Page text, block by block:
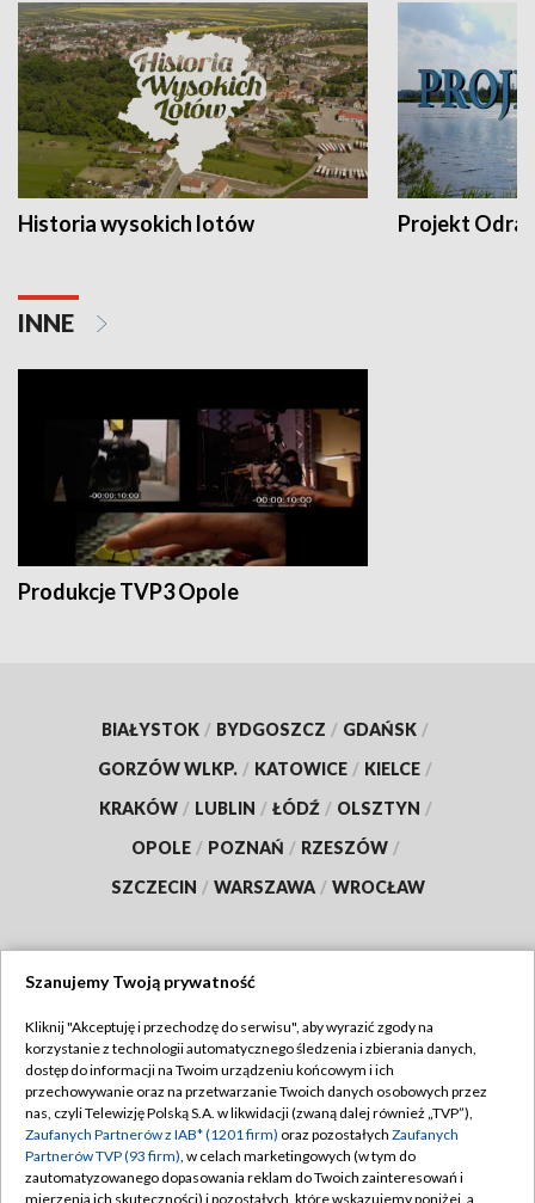
Historia wysokich lotów Projekt Odra
INNE
Produkcje TVP3 Opole
BIAŁYSTOK / BYDGOSZCZ / GDAŃSK /
GORZÓW WLKP. / KATOWICE / KIELCE /
KRAKÓW / LUBLIN / ŁÓDŹ / OLSZTYN /
OPOLE / POZNAŃ / RZESZÓW /
SZCZECIN / WARSZAWA / WROCŁAW
TVP
Abonament TVP
Emisja w TVP
Centrum informacji TVP
Regulamin TVP
Polityka prywatności
Moje zgody
Szanujemy Twoją prywatność
Kliknij "Akceptuję i przechodzę do serwisu", aby wyrazić zgody na
korzystanie z technologii automatycznego śledzenia i zbierania danych,
dostęp do informacji na Twoim urządzeniu końcowym i ich
przechowywanie oraz na przetwarzanie Twoich danych osobowych przez
nas, czyli Telewizję Polską S.A. w likwidacji (zwaną dalej również „TVP”),
Zaufanych Partnerów z IAB* (1201 firm) oraz pozostałych Zaufanych
Partnerów TVP (93 firm), w celach marketingowych (w tym do
zautomatyzowanego dopasowania reklam do Twoich zainteresowań i
mierzenia ich skuteczności) i pozostałych, które wskazujemy poniżej, a